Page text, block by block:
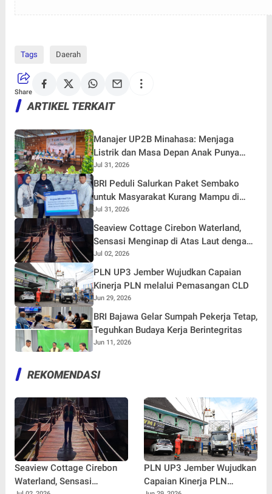
Tags Daerah
Share
ARTIKEL TERKAIT
Manajer UP2B Minahasa: Menjaga
Listrik dan Masa Depan Anak Punya
Beban yang Sama
Jul 31, 2026
BRI Peduli Salurkan Paket Sembako
untuk Masyarakat Kurang Mampu di
Kabupaten Probolinggo
Jul 31, 2026
Seaview Cottage Cirebon Waterland,
Sensasi Menginap di Atas Laut dengan
Panorama Pantai Cirebon
Jul 02, 2026
PLN UP3 Jember Wujudkan Capaian
Kinerja PLN melalui Pemasangan CLD
Jun 29, 2026
BRI Bajawa Gelar Sumpah Pekerja Tetap,
Teguhkan Budaya Kerja Berintegritas
Jun 11, 2026
REKOMENDASI
Seaview Cottage Cirebon
Waterland, Sensasi
PLN UP3 Jember Wujudkan
Capaian Kinerja PLN